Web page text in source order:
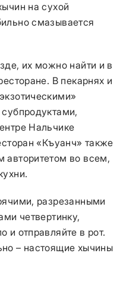
на сухой
смазывается
их можно найти и в
В пекарнях и
Нальчике
«Къуанч» также
авторитетом во всем,
разрезанными
четвертинку,
и отправляйте в рот.
– настоящие хычины